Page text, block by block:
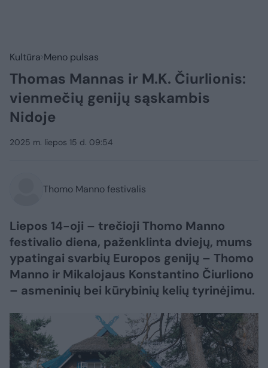
Kultūra Meno pulsas
Thomas Mannas ir M.K. Čiurlionis:
vienmečių genijų sąskambis
Nidoje
2025 m. liepos 15 d. 09:54
Thomo Manno festivalis
Liepos 14-oji – trečioji Thomo Manno
festivalio diena, paženklinta dviejų, mums
ypatingai svarbių Europos genijų – Thomo
Manno ir Mikalojaus Konstantino Čiurliono
– asmeninių bei kūrybinių kelių tyrinėjimu.